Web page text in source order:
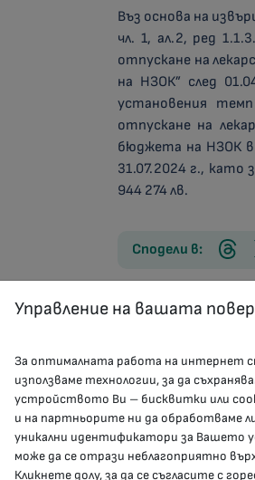
Въз основа на
чл. 1, ал.2, ред
отпускане на
на НЗОК” след
установения
отпускане на
бюджета на НЗОК в
31.07.2024 г., като
944 274 лв.
Сподели в:
Управление на вашата
За оптималната работа на интернет
използваме технологии, за да
устройството Ви – бисквитки или
и на партньорите ни да обработваме
уникални идентификатори за Вашето
може да се отрази неблагоприятно
Кликнете долу, за да се съгласите с